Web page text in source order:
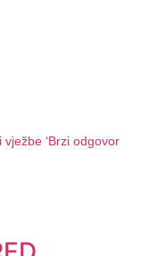
‘Brzi odgovor